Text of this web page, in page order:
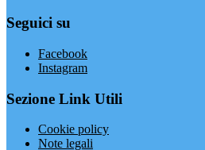
Seguici su
Facebook
Instagram
Sezione Link Utili
Cookie policy
Note legali